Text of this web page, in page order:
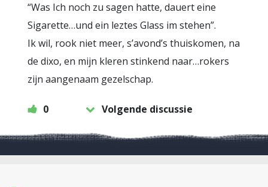
“Was Ich noch zu sagen hatte, dauert eine
Sigarette…und ein leztes Glass im stehen”.
Ik wil, rook niet meer, s’avond’s thuiskomen, na
de dixo, en mijn kleren stinkend naar…rokers
zijn aangenaam gezelschap.
0 Volgende discussie